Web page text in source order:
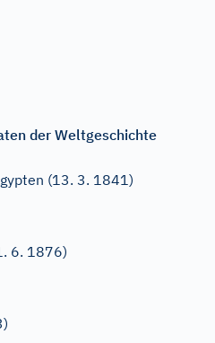
der Weltgeschichte
(13. 3. 1841)
6. 1876)